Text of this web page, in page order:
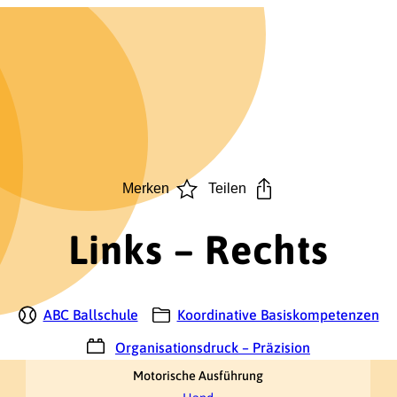
Merken Teilen
Links – Rechts
ABC Ballschule Koordinative Basiskompetenzen
Organisationsdruck – Präzision
Motorische Ausführung